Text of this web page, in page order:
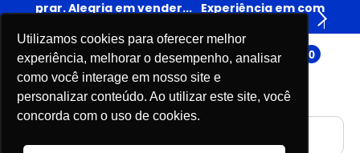
Utilizamos cookies para oferecer melhor
experiência, melhorar o desempenho, analisar
como você interage em nosso site e
personalizar conteúdo. Ao utilizar este site, você
concorda com o uso de cookies.
Experiência em comprar. Alegria em vender...
0